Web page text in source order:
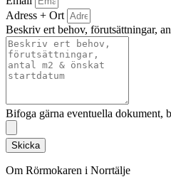
Adress + Ort
Beskriv ert behov, förutsättningar,
Bifoga gärna eventuella dokument,
Skicka
Om Rörmokaren i Norrtälje